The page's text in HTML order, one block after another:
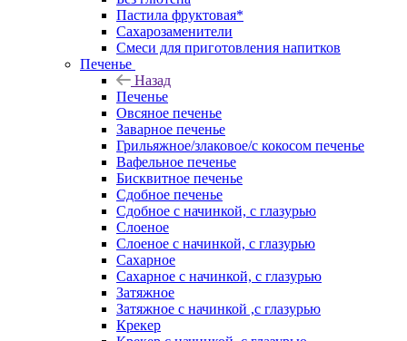
Пастила фруктовая*
Сахарозаменители
Смеси для приготовления напитков
Печенье
Назад
Печенье
Овсяное печенье
Заварное печенье
Грильяжное/злаковое/с кокосом печенье
Вафельное печенье
Бисквитное печенье
Сдобное печенье
Сдобное с начинкой, с глазурью
Слоеное
Слоеное с начинкой, с глазурью
Сахарное
Сахарное с начинкой, с глазурью
Затяжное
Затяжное с начинкой ,с глазурью
Крекер